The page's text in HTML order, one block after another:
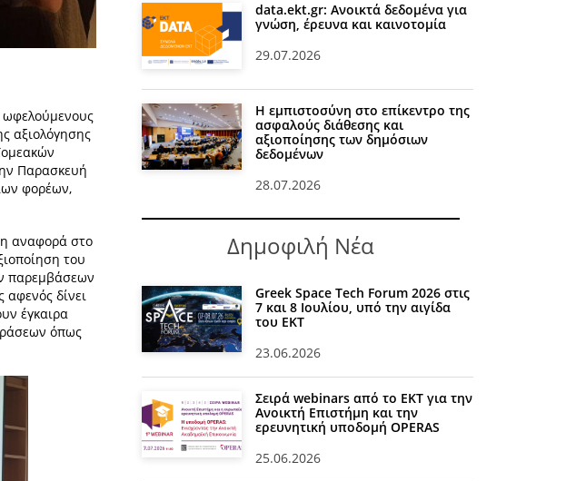
αξιολόγησης
Παρασκευή
φορέων,
αναφορά στο
του
παρεμβάσεων
δίνει
έγκαιρα
όπως
data.ekt.gr: Ανοικτά δεδομένα για
γνώση, έρευνα και καινοτομία
29.07.2026
Η εμπιστοσύνη στο επίκεντρο της
ασφαλούς διάθεσης και
αξιοποίησης των δημόσιων
δεδομένων
28.07.2026
Δημοφιλή Νέα
Greek Space Tech Forum 2026 στις
7 και 8 Ιουλίου, υπό την αιγίδα
του ΕΚΤ
23.06.2026
Σειρά webinars από το ΕΚΤ για την
Ανοικτή Επιστήμη και την
ερευνητική υποδομή OPERAS
25.06.2026